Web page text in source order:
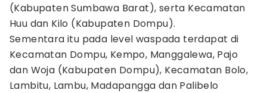
(Kabupaten Sumbawa Barat), serta Kecamatan
Huu dan Kilo (Kabupaten Dompu).
Sementara itu pada level waspada terdapat di
Kecamatan Dompu, Kempo, Manggalewa, Pajo
dan Woja (Kabupaten Dompu), Kecamatan Bolo,
Lambitu, Lambu, Madapangga dan Palibelo